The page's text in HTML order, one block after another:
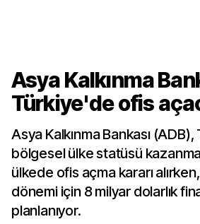
Asya Kalkınma
Türkiye'de ofis
Asya Kalkınma Bankası
bölgesel ülke statüsü
ülkede ofis açma kararı
dönemi için 8 milyar dolarlık
planlanıyor.